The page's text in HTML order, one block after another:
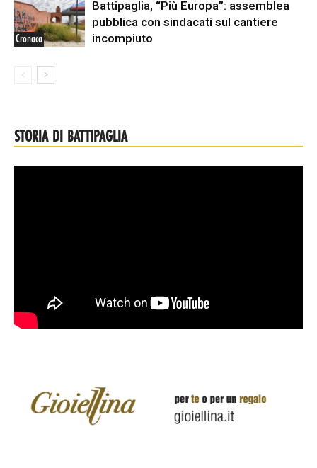
Cronaca
Battipaglia, “Più Europa”: assemblea
pubblica con sindacati sul cantiere
incompiuto
STORIA DI BATTIPAGLIA